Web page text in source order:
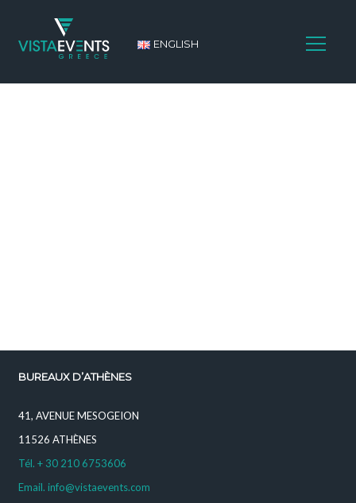
ENGLISH
BUREAUX D’ATHÈNES
41, AVENUE MESOGEION
11526 ATHÈNES
Tél. + 30 210 6753606
Email. info@vistaevents.com